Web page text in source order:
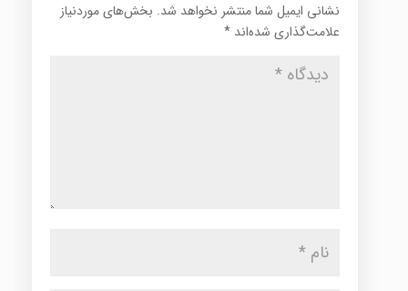
نشانی ایمیل شما منتشر نخواهد شد. بخش‌های موردنیاز
علامت‌گذاری شده‌اند *